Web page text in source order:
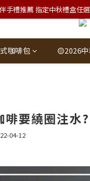
手禮推薦 指定中秋禮盒任
咖啡包 🟡2026
啡要繞圈注水?
04-12